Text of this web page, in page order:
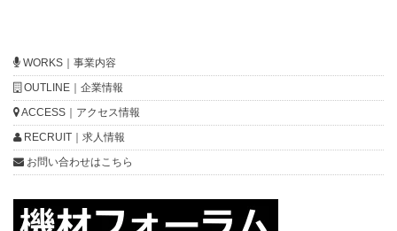
WORKS｜事業内容
OUTLINE｜企業情報
ACCESS｜アクセス情報
RECRUIT｜求人情報
お問い合わせはこちら